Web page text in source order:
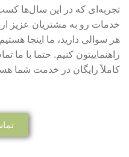
تجربه‌ای که در این سال‌ها
خدمات رو به مشتریان عزیز
هر سوالی دارید، ما اینجا
راهنماییتون کنیم. حتما با
کاملاً رایگان در خدمت شما